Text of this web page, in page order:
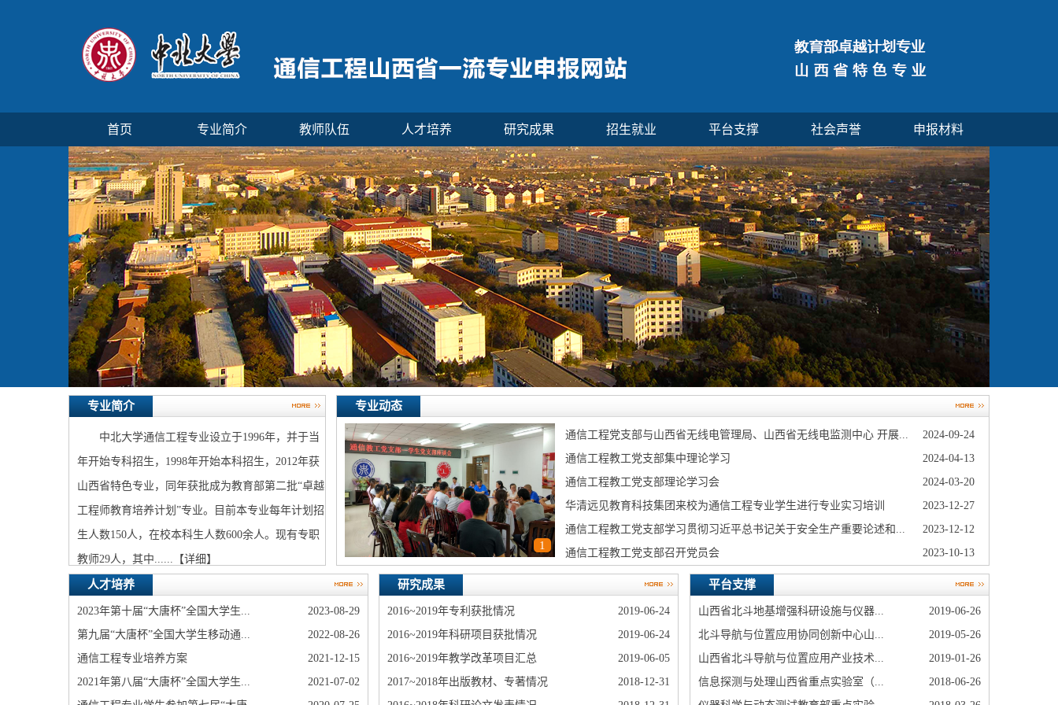
首页 专业简介 教师队伍 人才培养 研究成果 招生就业 平台支撑 社会声誉 申报材料
专业简介
​中北大学通信工程专业设立于1996年，并于当
年开始专科招生，1998年开始本科招生，2012年获
山西省特色专业，同年获批成为教育部第二批“卓越
工程师教育培养计划”专业。目前本专业每年计划招
生人数150人，在校本科生人数600余人。现有专职
教师29人，其中......【详细 】
专业动态
1
通信工程党支部与山西省无线电管理局、山西省无线电监测中心 开展...
2024-09-24
通信工程教工党支部集中理论学习
2024-04-13
通信工程教工党支部理论学习会
2024-03-20
华清远见教育科技集团来校为通信工程专业学生进行专业实习培训
2023-12-27
通信工程教工党支部学习贯彻习近平总书记关于安全生产重要论述和...
2023-12-12
通信工程教工党支部召开党员会
2023-10-13
人才培养
2023年第十届“大唐杯”全国大学生...
2023-08-29
第九届“大唐杯”全国大学生移动通...
2022-08-26
通信工程专业培养方案
2021-12-15
2021年第八届“大唐杯”全国大学生...
2021-07-02
研究成果
2016~2019年专利获批情况
2019-06-24
2016~2019年科研项目获批情况
2019-06-24
2016~2019年教学改革项目汇总
2019-06-05
2017~2018年出版教材、专著情况
2018-12-31
平台支撑
山西省北斗地基增强科研设施与仪器...
2019-06-26
北斗导航与位置应用协同创新中心山...
2019-05-26
山西省北斗导航与位置应用产业技术...
2019-01-26
信息探测与处理山西省重点实验室（...
2018-06-26